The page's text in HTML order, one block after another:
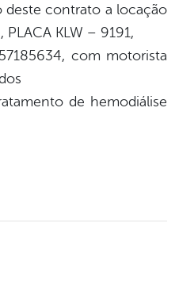
deste contrato a locação
KLW – 9191,
com motorista
de hemodiálise